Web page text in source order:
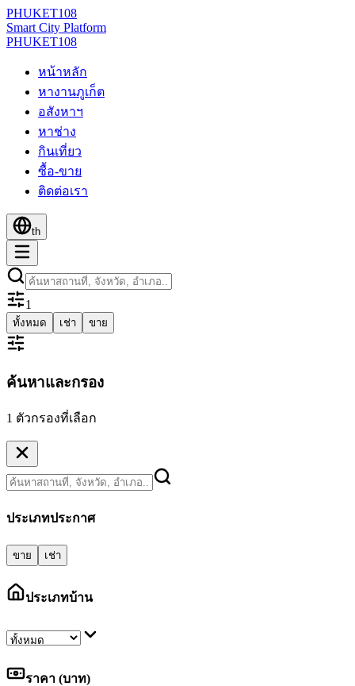
PHUKET108
Smart City Platform
PHUKET108
หน้าหลัก
หางานภูเก็ต
อสังหาฯ
หาช่าง
กินเที่ยว
ซื้อ-ขาย
ติดต่อเรา
th
1
ทั้งหมด เช่า ขาย
ค้นหาและกรอง
1 ตัวกรองที่เลือก
ประเภทประกาศ
ขาย เช่า
ประเภทบ้าน
ราคา (บาท)